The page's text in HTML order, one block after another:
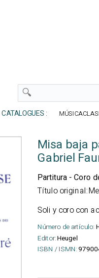
CATALOGUES :
Misa baja
Gabriel
Partitura - Coro
Título
Soli y coro con
Número de artículo:
Editor:Heugel
ISBN / ISMN: